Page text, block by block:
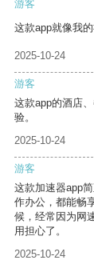
游客
这款app就像我
2025-10-24
游客
这款app的酒店
验。
2025-10-24
游客
这款加速器app
作办公，都能畅
候，经常因为网
用担心了。
2025-10-24